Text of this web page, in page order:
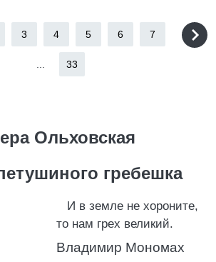
3 4 5 6 7
33
Ольховская
гребешка
И в земле не хороните,
то нам грех великий.
Владимир Мономах